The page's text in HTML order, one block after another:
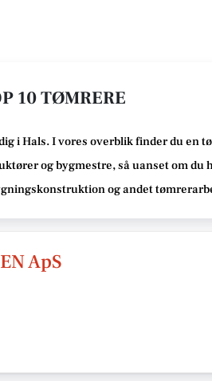
10 TØMRERE
i Hals. I vores overblik finder du en
og bygmestre,så uanset om du
og andet
ApS